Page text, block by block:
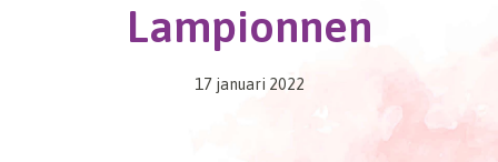
Lampionnen
17 januari 2022